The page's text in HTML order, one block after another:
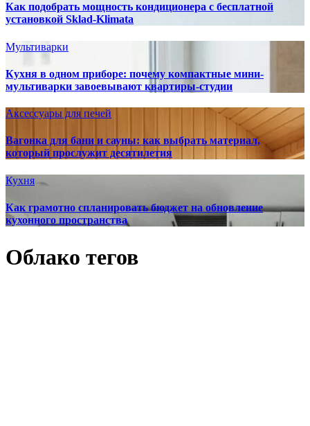
Как подобрать мощность кондиционера с бесплатной
установкой Sklad-Klimata
Мультиварки
Кухня в одном приборе: почему компактные мини-
мультиварки завоевывают квартиры-студии
Аксессуары для печей
Вагонка для бани и сауны: как выбрать материал,
который прослужит десятилетия
Кухня
Как грамотно спланировать бюджет на обновление
кухонного пространства
Облако тегов